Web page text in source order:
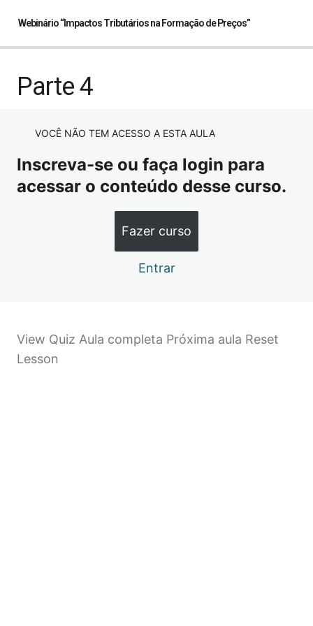
Webinário “Impactos Tributários na Formação de Preços”
Parte 1
Parte 3
Parte 4
Parte 4
VOCÊ NÃO TEM ACESSO A ESTA AULA
Inscreva-se ou faça login para
acessar o conteúdo desse curso.
Fazer curso
Entrar
View Quiz Aula completa Próxima aula Reset
Lesson